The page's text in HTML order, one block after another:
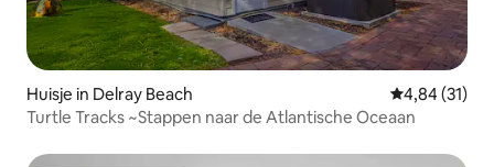
Huisje in Delray Beach Gemiddelde
4,84 (31)
Turtle Tracks ~Stappen naar de Atlantische Oceaan